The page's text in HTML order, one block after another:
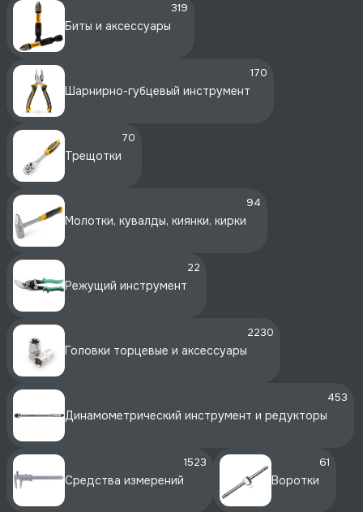
Биты и аксессуары
319
Шарнирно-губцевый инструмент
170
Трещотки
70
Молотки, кувалды, киянки, кирки
94
Режущий инструмент
22
Головки торцевые и аксессуары
2230
Динамометрический инструмент и редукторы
453
Средства измерений
1523
Воротки
61